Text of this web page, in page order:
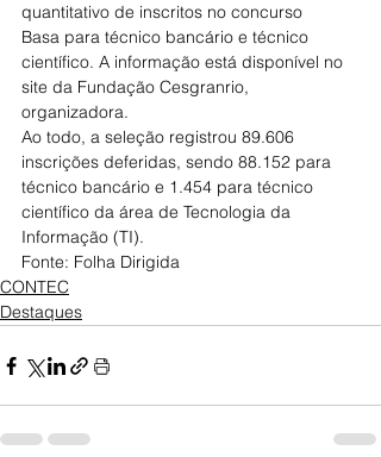
quantitativo de inscritos no concurso
Basa para técnico bancário e técnico
científico. A informação está disponível no
site da Fundação Cesgranrio,
organizadora.
Ao todo, a seleção registrou 89.606
inscrições deferidas, sendo 88.152 para
técnico bancário e 1.454 para técnico
científico da área de Tecnologia da
Informação (TI).
Fonte: Folha Dirigida
CONTEC
Destaques